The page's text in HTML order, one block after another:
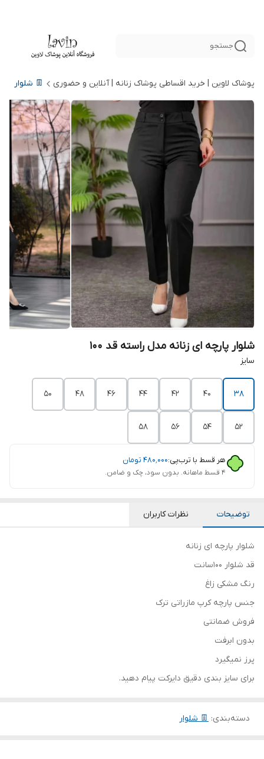
جستجو
پوشاک لاوین | خرید اقساطی پوشاک زنانه | آنلاین و حضوری 👖 شلوار
شلوار پارچه ای زنانه مدل راسته قد 100
سایز
38
40
42
44
46
48
50
52
54
56
58
هر قسط با ترب‌پی:۴۸۰٬۰۰۰ تومان
۴ قسط ماهانه. بدون سود، چک و ضامن.
توضیحات نظرات کاربران
شلوار پارچه ای زنانه
قد شلوار 100سانت
رنگ مشکی زاغ
جنس پارچه کرپ مازراتی ترک
فروش ضمانتی
بدون ابرفت
پرز نمیگیرد
برای سایز بندی دقیق دایرکت پیام دهید.
دسته‌بندی: 👖 شلوار